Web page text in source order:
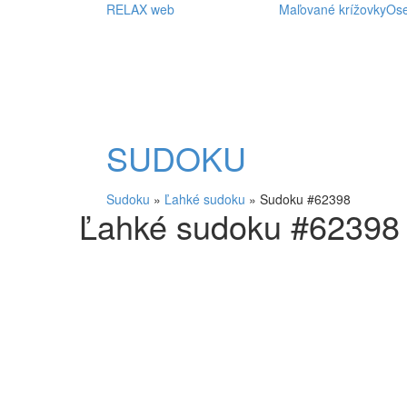
RELAX web Maľované krížovky
SUDOKU
Sudoku » Ľahké sudoku » Sudoku #62398
Ľahké sudoku #62398